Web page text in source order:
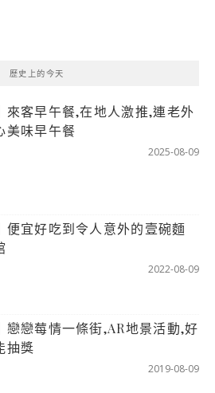
歷史上的今天
來客早午餐,在地人激推,連老外
美味早午餐
2025-08-09
便宜好吃到令人意外的壹碗麵
2022-08-09
戀戀莓情一條街,AR地景活動,好
抽獎
2019-08-09